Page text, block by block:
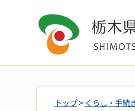
トップ> くらし・手続